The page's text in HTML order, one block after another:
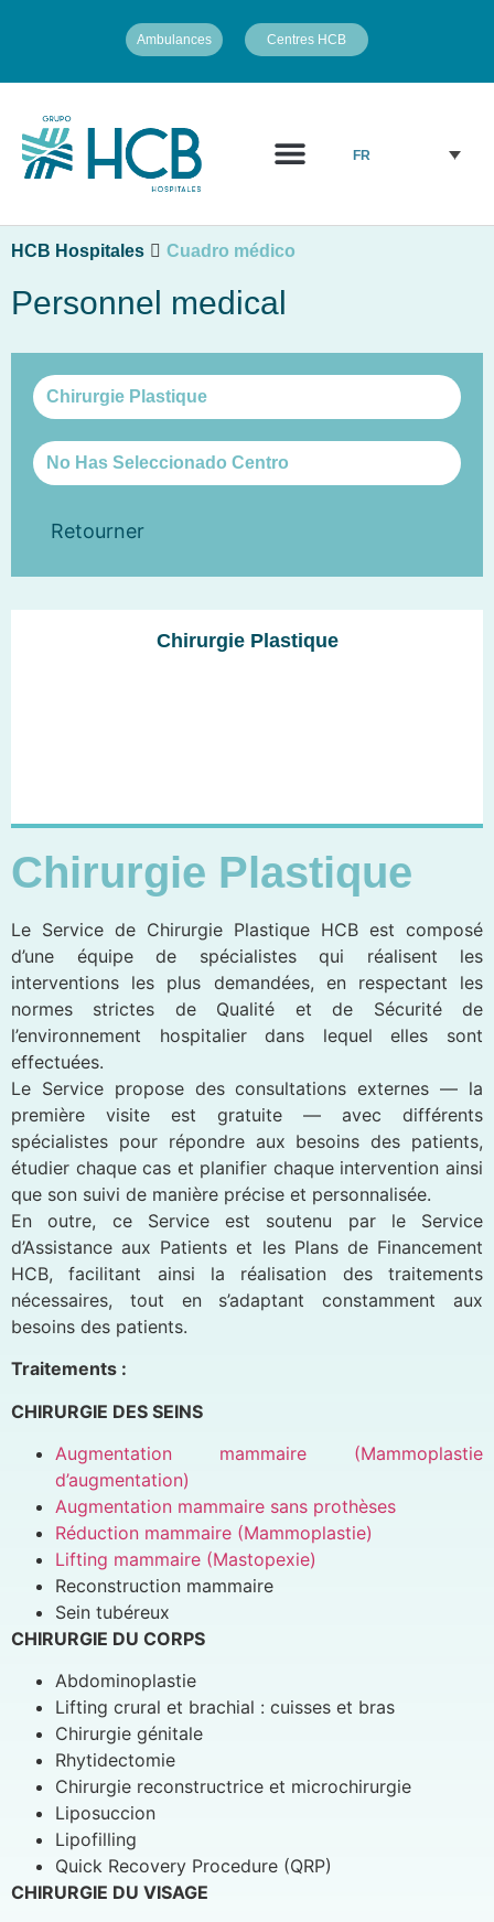
Ambulances Centres HCB
FR
HCB Hospitales Cuadro médico
Personnel medical
Chirurgie Plastique
No Has Seleccionado Centro
Retourner
Chirurgie Plastique
Chirurgie Plastique
Le Service de Chirurgie Plastique HCB est composé
d’une équipe de spécialistes qui réalisent les
interventions les plus demandées, en respectant les
normes strictes de Qualité et de Sécurité de
l’environnement hospitalier dans lequel elles sont
effectuées.
Le Service propose des consultations externes — la
première visite est gratuite — avec différents
spécialistes pour répondre aux besoins des patients,
étudier chaque cas et planifier chaque intervention ainsi
que son suivi de manière précise et personnalisée.
En outre, ce Service est soutenu par le Service
d’Assistance aux Patients et les Plans de Financement
HCB, facilitant ainsi la réalisation des traitements
nécessaires, tout en s’adaptant constamment aux
besoins des patients.
Traitements :
CHIRURGIE DES SEINS
Augmentation mammaire (Mammoplastie
d’augmentation)
Augmentation mammaire sans prothèses
Réduction mammaire (Mammoplastie)
Lifting mammaire (Mastopexie)
Reconstruction mammaire
Sein tubéreux
CHIRURGIE DU CORPS
Abdominoplastie
Lifting crural et brachial : cuisses et bras
Chirurgie génitale
Rhytidectomie
Chirurgie reconstructrice et microchirurgie
Liposuccion
Lipofilling
Quick Recovery Procedure (QRP)
CHIRURGIE DU VISAGE